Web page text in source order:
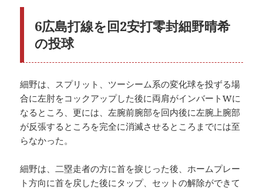
6広島打線を回2安打零封細野晴希
の投球
細野は、スプリット、ツーシーム系の変化球を投ずる場
合に左肘をコックアップした後に両肩がインバートWに
なるところ、更には、左腕前腕部を回内後に左腕上腕部
が反張するところを完全に消滅させるところまでには至
らなかった。
細野は、二塁走者の方に首を捩じった後、ホームプレー
ト方向に首を戻した後にタップ、セットの解除ができて